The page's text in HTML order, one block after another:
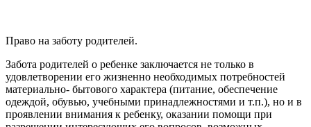
Право на заботу родителей.
Забота родителей о ребенке заключается не только в
удовлетворении его жизненно необходимых потребностей
материально- бытового характера (питание, обеспечение
одеждой, обувью, учебными принадлежностями и т.п.), но и в
проявлении внимания к ребенку, оказании помощи при